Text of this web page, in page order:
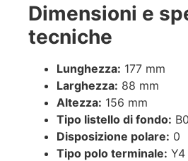
Dimensioni e
tecniche
Lunghezza: 177 mm
Larghezza: 88 mm
Altezza: 156 mm
Tipo listello di fondo:
Disposizione polare: 0
Tipo polo terminale: Y4